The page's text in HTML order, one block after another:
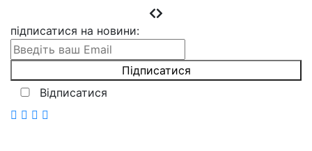
підписатися на новини:
Відписатися